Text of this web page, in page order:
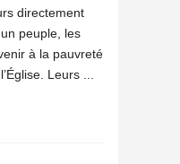
directement
peuple, les
à la pauvreté
Leurs ...